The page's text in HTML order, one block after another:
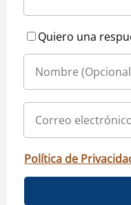
Quiero una
Política de